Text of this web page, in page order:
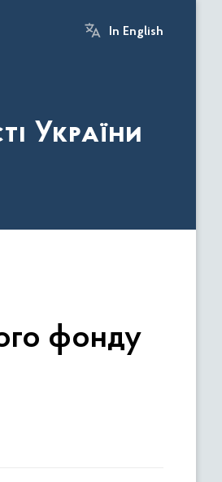
In English
України
фонду